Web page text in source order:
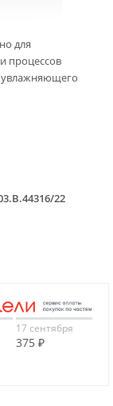
для
процессов
увлажняющего
22
17 сентября
375 ₽